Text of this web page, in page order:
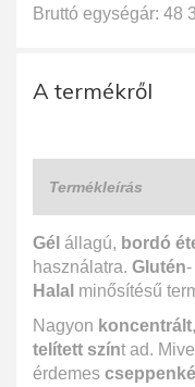
Bruttó egységár: 48
A termékről
Termékleírás
Gél állagú, bordó
használatra. Glutén-
Halal minősítésű
Nagyon koncentrált
telített színt ad.
érdemes